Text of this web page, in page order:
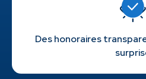
Des honoraires